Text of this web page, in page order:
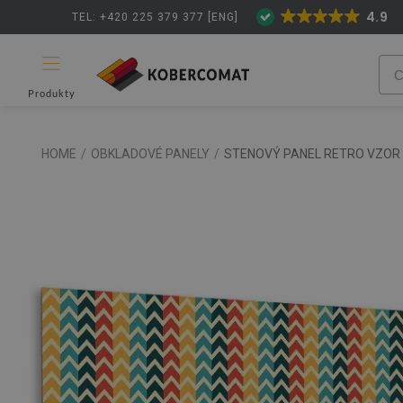
TEL: +420 225 379 377 [ENG] 4.9
Produkty
HOME / OBKLADOVÉ PANELY / STENOVÝ PANEL RETRO VZOR